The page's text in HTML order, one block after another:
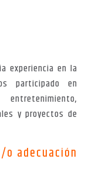
experiencia en la
participado en
y proyectos de
adecuación